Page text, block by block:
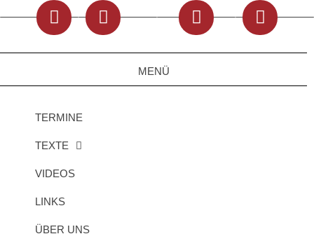
MENÜ
TERMINE
TEXTE
VIDEOS
LINKS
ÜBER UNS